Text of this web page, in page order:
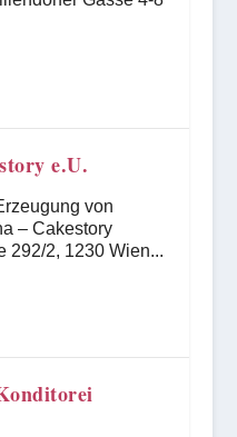
e.U.
von
– Cakestory
292/2, 1230 Wien...